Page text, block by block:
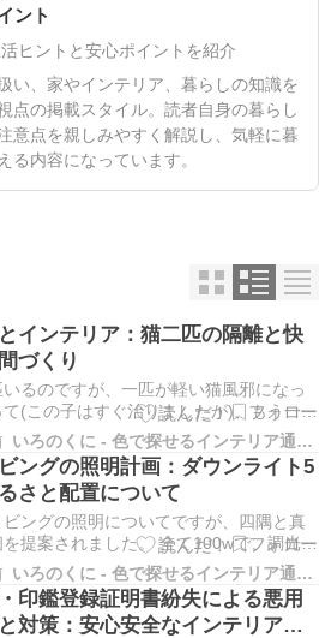
ント
ヒントと安心ポイントを紹介
い、家やインテリア、暮らしの知識を
点の掲載スタイル。読者自身の暮らし
意点を親しみやすく解説し、気軽に暮
る内容になっています。
インテリア：猫二匹の隔離と快
づくり
るのですが、一匹が軽い猫風邪になっ
て(この子はすぐ治りましたが)、もう一匹
つされてしまい、病院から出来るだけ
離するよう言われました。部屋を別々に
しいので風邪の猫をケージに入れたの
れで隔離になっているのでしょうか？
シャ…
いろのくに - 色で探せるインテリア通販サイト
ングの照明計画：ダウンライト5
さと配置について
ビングの照明についてですが、四隅と真
を提案されました。 全て100wで、調光、
LEDのものです。 スイッチは四隅と真
けるのですが、どちらか60wでも良いで
？ 明るすぎるような気もしますがダウン
部屋に行ったことがないのでよく分かり
いろのくに - 色で探せるインテリア通販サイト
印鑑登録証明書紛失による悪用
対策：安心安全なインテリア空